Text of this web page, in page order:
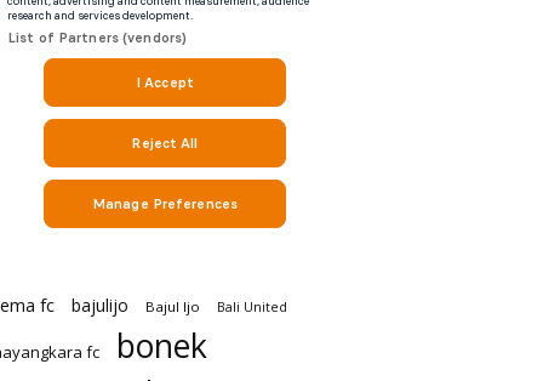
fc bajulijo Bajul Ijo Bali United
fc bonek